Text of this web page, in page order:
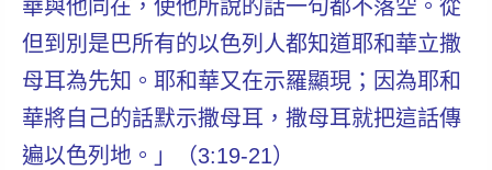
華與他同在， 使他所說的話一句都不落空。從
但到別是巴所有的以色列人都知道耶和華立撒
母耳為先知。耶和華又在示羅顯現；因為耶和
華將自己的話默示撒母耳，撒母耳就把這話傳
遍以色列地。」（3:19-21）